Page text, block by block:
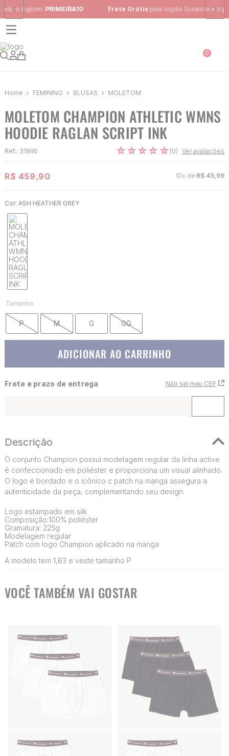
Frete Grátispara região Sudeste em pedidos acima de R$ 399,00
0
FEMININO BLUSAS MOLETOM
MOLETOM CHAMPION ATHLETIC WMNS
HOODIE RAGLAN SCRIPT INK
Ref:: 31995 ☆☆☆☆ ☆ (0) Ver avaliações
R$ 459,90 10x de R$ 45 99
Cor: ASH HEATHER GREY
Tamanho
P M G GG
ADICIONAR AO CARRINHO
Frete e prazo de entrega Não sei meu CEP
Descrição
O conjunto Champion possui modelagem regular da linha active
é confeccionado em poliéster e proporciona um visual alinhado.
O logo é bordado e o icônico c patch na manga assegura a
autenticidade da peça, complementando seu design.
Logo estampado em silk
Composição:100% poliéster
Gramatura: 225g
Modelagem regular
Patch com logo Champion aplicado na manga
A modelo tem 1,63 e veste tamanho P
VOCÊ TAMBÉM VAI GOSTAR